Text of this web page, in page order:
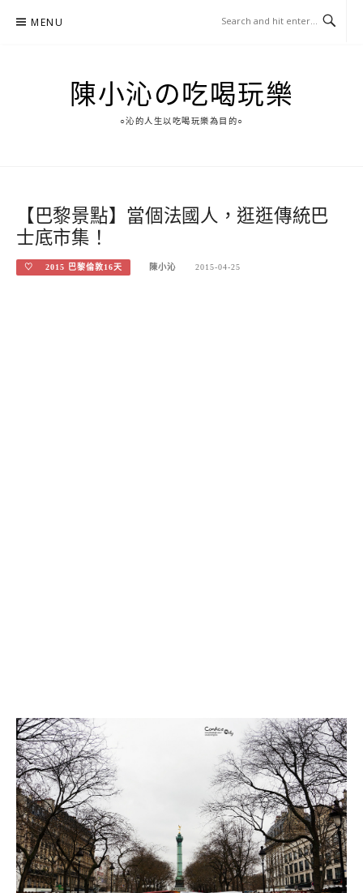
MENU
陳小沁の吃喝玩樂
○沁的人生以吃喝玩樂為目的○
【巴黎景點】當個法國人，逛逛傳統巴
士底市集！
♡ 2015 巴黎倫敦16天 陳小沁 2015-04-25